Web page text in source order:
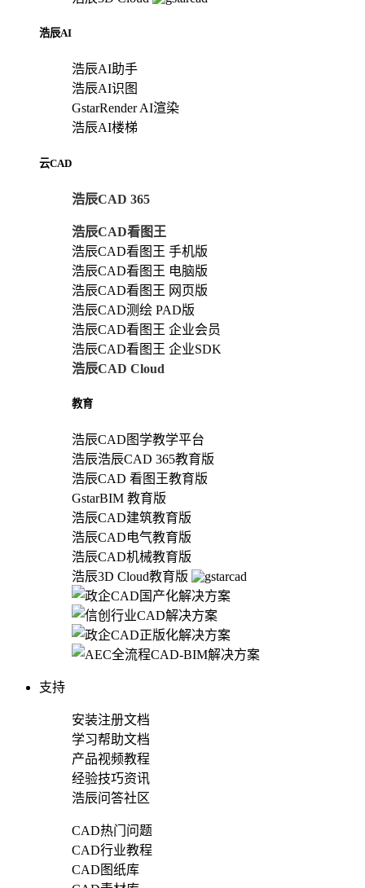
浩辰AI
浩辰AI助手
浩辰AI识图
GstarRender AI渲染
浩辰AI楼梯
云CAD
浩辰CAD 365
浩辰CAD看图王
浩辰CAD看图王 手机版
浩辰CAD看图王 电脑版
浩辰CAD看图王 网页版
浩辰CAD测绘 PAD版
浩辰CAD看图王 企业会员
浩辰CAD看图王 企业SDK
浩辰CAD Cloud
教育
浩辰CAD图学教学平台
浩辰浩辰CAD 365教育版
浩辰CAD 看图王教育版
GstarBIM 教育版
浩辰CAD建筑教育版
浩辰CAD电气教育版
浩辰CAD机械教育版
浩辰3D Cloud教育版
支持
安装注册文档
学习帮助文档
产品视频教程
经验技巧资讯
浩辰问答社区
CAD热门问题
CAD行业教程
CAD图纸库